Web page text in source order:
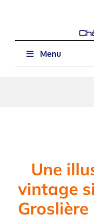
Menu
Une
vintage
Groslière